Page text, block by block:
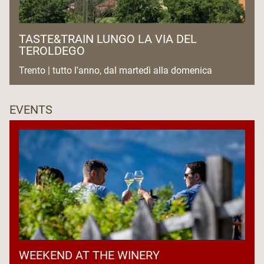
· Visita al Museo Usi e Costumi Gente Trentina
· Cena in ristorante
TASTE&TRAIN LUNGO LA VIA DEL
TEROLDEGO
Trento | tutto l'anno, dal martedì alla domenica
EVENTS
WEEKEND AT THE WINERY